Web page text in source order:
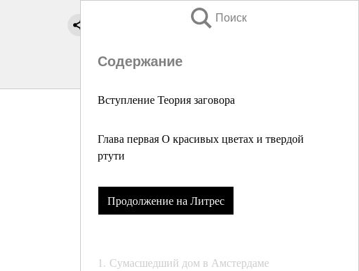
Поиск
Содержание
Вступление Теория заговора
Глава первая О красивых цветах и твердой
ртути
Продолжение на Литрес
1. Сумасшедший дом в Амстердаме